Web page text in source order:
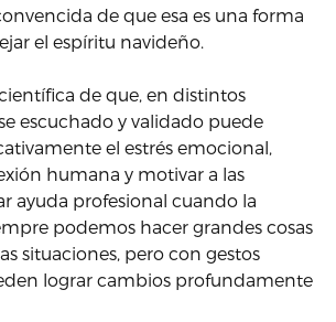
de que esa es una forma
el espíritu navideño.
de que, en distintos
escuchado y validado puede
el estrés emocional,
humana y motivar a las
ayuda profesional cuando la
podemos hacer grandes cosas
situaciones, pero con gestos
lograr cambios profundamente